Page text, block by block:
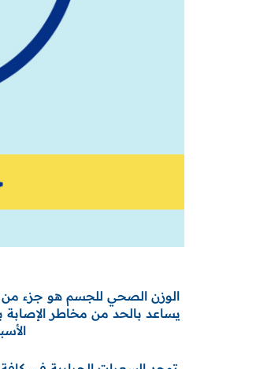
يساعد بالحد من مخاطر الإصابة
الأسبوع)